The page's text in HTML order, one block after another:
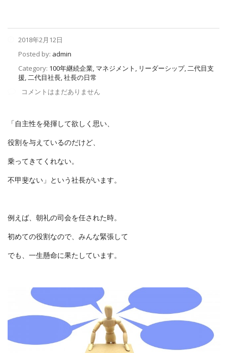
2018年2月12日
Posted by: admin
Category: 100年継続企業, マネジメント, リーダーシップ, 二代目支
援, 二代目社長, 社長の日常
コメントはまだありません
「自主性を発揮して欲しく思い、
役割を与えているのだけど、
乗ってきてくれない。
不甲斐ない」という社長がいます。
例えば、朝礼の司会を任された時。
初めての役割なので、みんな緊張して
でも、一生懸命に果たしています。